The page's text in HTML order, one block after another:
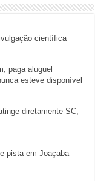
científica
paga aluguel
esteve disponível
diretamente SC,
pista em Joaçaba